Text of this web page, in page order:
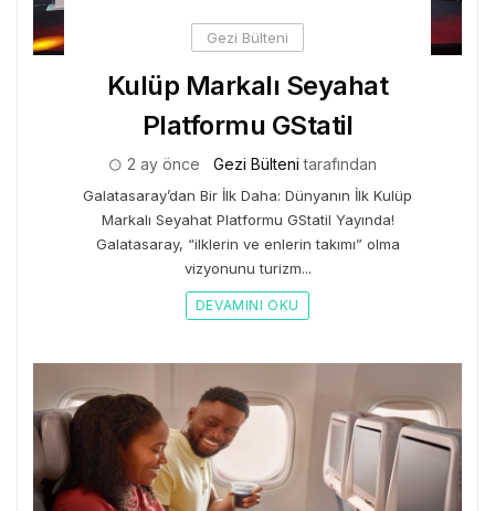
Gezi Bülteni
Kulüp Markalı Seyahat
Platformu GStatil
2 ay önce Gezi Bülteni tarafından
Galatasaray’dan Bir İlk Daha: Dünyanın İlk Kulüp
Markalı Seyahat Platformu GStatil Yayında!
Galatasaray, “ilklerin ve enlerin takımı” olma
vizyonunu turizm...
DEVAMINI OKU